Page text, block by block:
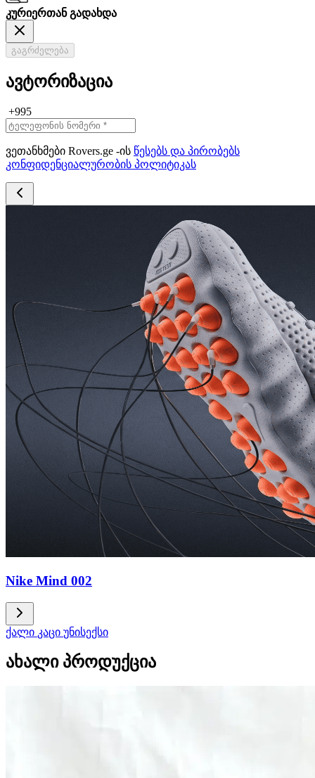
კურიერთან გადახდა
გაგრძელება
ავტორიზაცია
+995
ვეთანხმები Rovers.ge -ის წესებს და პირობებს
კონფიდენციალურობის პოლიტიკას
Nike Mind 002
ქალი კაცი უნისექსი
ახალი პროდუქცია